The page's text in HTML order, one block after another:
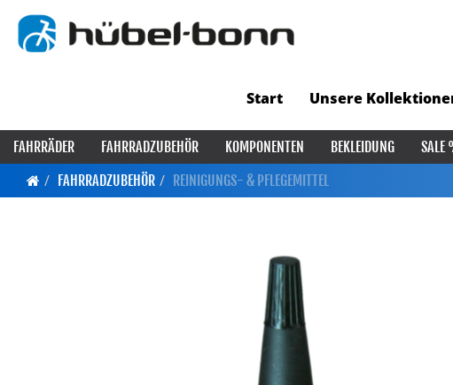
Start Unsere
FAHRRÄDER FAHRRADZUBEHÖR KOMPONENTEN BEKLEIDUNG SALE
FAHRRADZUBEHÖR
REINIGUNGS- & PFLEGEMITTEL